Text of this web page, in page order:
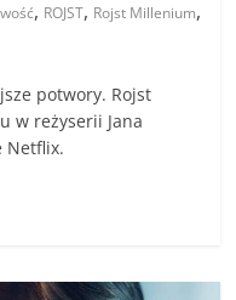
, ROJST, Rojst Millenium,
potwory. Rojst
w reżyserii Jana
Netflix.